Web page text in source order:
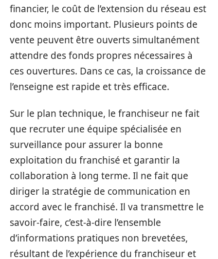
financier, le coût de l’extension du réseau est
donc moins important. Plusieurs points de
vente peuvent être ouverts simultanément
attendre des fonds propres nécessaires à
ces ouvertures. Dans ce cas, la croissance de
l’enseigne est rapide et très efficace.
Sur le plan technique, le franchiseur ne fait
que recruter une équipe spécialisée en
surveillance pour assurer la bonne
exploitation du franchisé et garantir la
collaboration à long terme. Il ne fait que
diriger la stratégie de communication en
accord avec le franchisé. Il va transmettre le
savoir-faire, c’est-à-dire l’ensemble
d’informations pratiques non brevetées,
résultant de l’expérience du franchiseur et